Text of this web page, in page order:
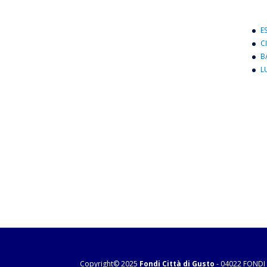
Copyright© 2025 Fondi Città di Gusto - 04022 FONDI